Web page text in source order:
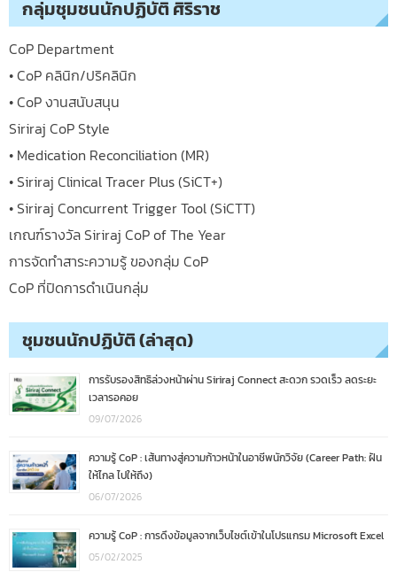
กลุ่มชุมชนนักปฏิบัติ ศิริราช
CoP Department
• CoP คลินิก/ปริคลินิก
• CoP งานสนับสนุน
Siriraj CoP Style
• Medication Reconciliation (MR)
• Siriraj Clinical Tracer Plus (SiCT+)
• Siriraj Concurrent Trigger Tool (SiCTT)
เกณฑ์รางวัล Siriraj CoP of The Year
การจัดทำสาระความรู้ ของกลุ่ม CoP
CoP ที่ปิดการดำเนินกลุ่ม
ชุมชนนักปฏิบัติ (ล่าสุด)
การรับรองสิทธิล่วงหน้าผ่าน Siriraj Connect สะดวก รวดเร็ว ลดระยะ
เวลารอคอย
09/07/2026
ความรู้ CoP : เส้นทางสู่ความก้าวหน้าในอาชีพนักวิจัย (Career Path: ฝัน
ให้ไกล ไปให้ถึง)
06/07/2026
ความรู้ CoP : การดึงข้อมูลจากเว็บไซต์เข้าในโปรแกรม Microsoft Excel
05/02/2025